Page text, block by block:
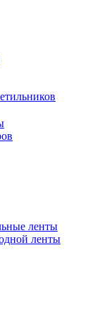
ленты
ленты